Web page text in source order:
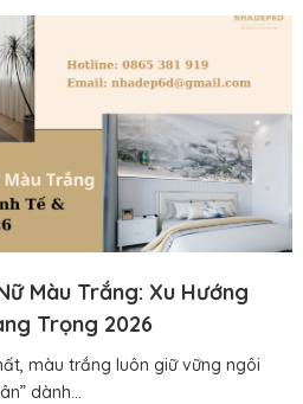
Màu Trắng: Xu Hướng
Trọng 2026
màu trắng luôn giữ vững ngôi
dành...